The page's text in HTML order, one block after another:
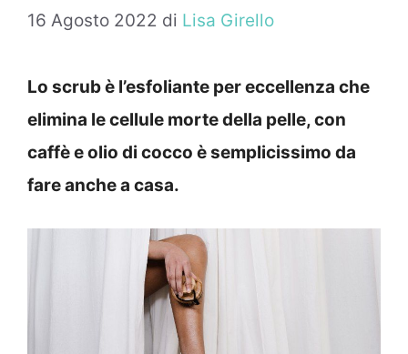
16 Agosto 2022 di Lisa Girello
Lo scrub è l’esfoliante per eccellenza che
elimina le cellule morte della pelle, con
caffè e olio di cocco è semplicissimo da
fare anche a casa.